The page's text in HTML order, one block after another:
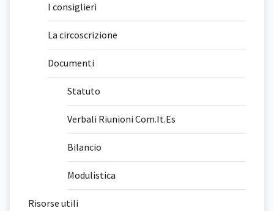
I consiglieri
La circoscrizione
Documenti
Statuto
Verbali Riunioni Com.It.Es
Bilancio
Modulistica
Risorse utili